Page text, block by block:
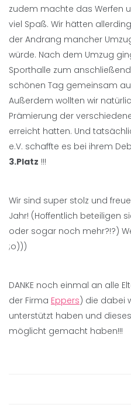
zudem machte das Werfen
viel Spaß. Wir hätten
der Andrang mancher
würde. Nach dem Umzug
Sporthalle zum
schönen Tag gemeinsam
Außerdem wollten wir
Prämierung der
erreicht hatten. Und
e.V. schaffte es bei ihrem
3.Platz !!!
Wir sind super stolz und
Jahr! (Hoffentlich beteiligen
oder sogar noch mehr?!?)
;o)))
DANKE noch einmal an alle
der Firma Eppers) die dabei
unterstützt haben und
möglicht gemacht haben!!!